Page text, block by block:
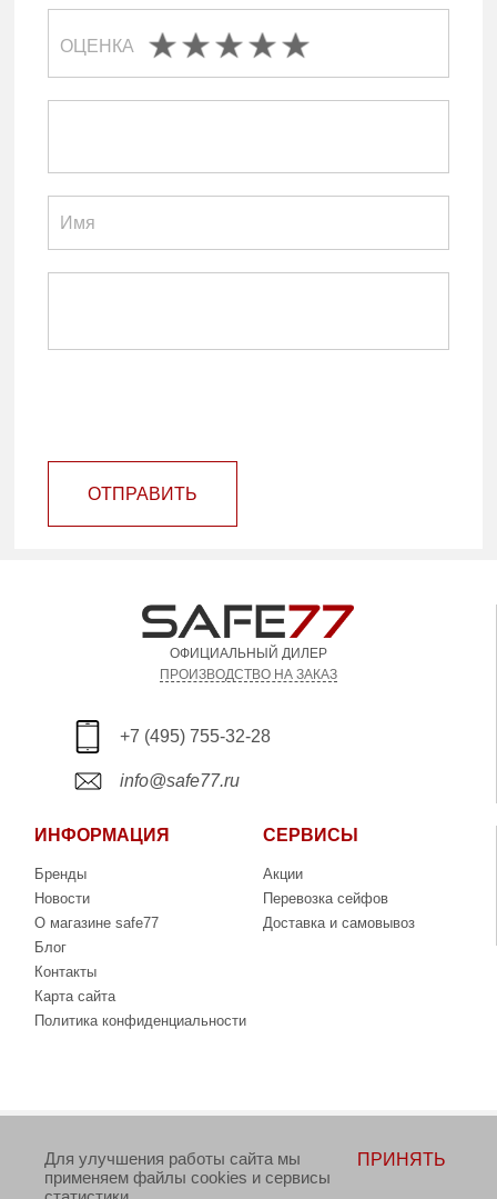
ОЦЕНКА
ОТПРАВИТЬ
ОФИЦИАЛЬНЫЙ ДИЛЕР
ПРОИЗВОДСТВО НА ЗАКАЗ
+7 (495) 755-32-28
info@safe77.ru
ИНФОРМАЦИЯ
Бренды
Новости
О магазине safe77
Блог
Контакты
Карта сайта
Политика конфиденциальности
СЕРВИСЫ
Акции
Перевозка сейфов
Доставка и самовывоз
Copyright © 2006-2026. Интернет-магазин сейфов
www.safe77.ru
Для улучшения работы сайта мы
применяем файлы cookies и сервисы
ПРИНЯТЬ